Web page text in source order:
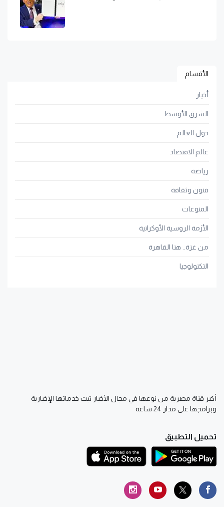
الأقسام
أخبار
الشرق الأوسط
حول العالم
عالم الاقتصاد
رياضة
فنون وثقافة
المنوعات
الأزمة الروسية الأوكرانية
من غزة.. هنا القاهرة
التكنولوجيا
أكبر قناة مصرية من نوعها في مجال الأخبار تبث خدماتها الإخبارية
وبرامجها على مدار 24 ساعة
تحميل التطبيق